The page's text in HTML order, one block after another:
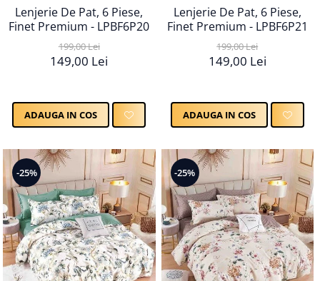
Lenjerie De Pat, 6 Piese,
Finet Premium - LPBF6P20
199,00 Lei
149,00 Lei
ADAUGA IN COS
Lenjerie De Pat, 6 Piese,
Finet Premium - LPBF6P21
199,00 Lei
149,00 Lei
ADAUGA IN COS
-25% -25%